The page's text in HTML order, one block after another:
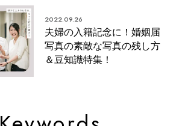
2022.09.26
夫婦の入籍記念に！婚姻届
写真の素敵な写真の残し方
＆豆知識特集！